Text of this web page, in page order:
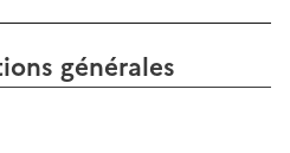
générales